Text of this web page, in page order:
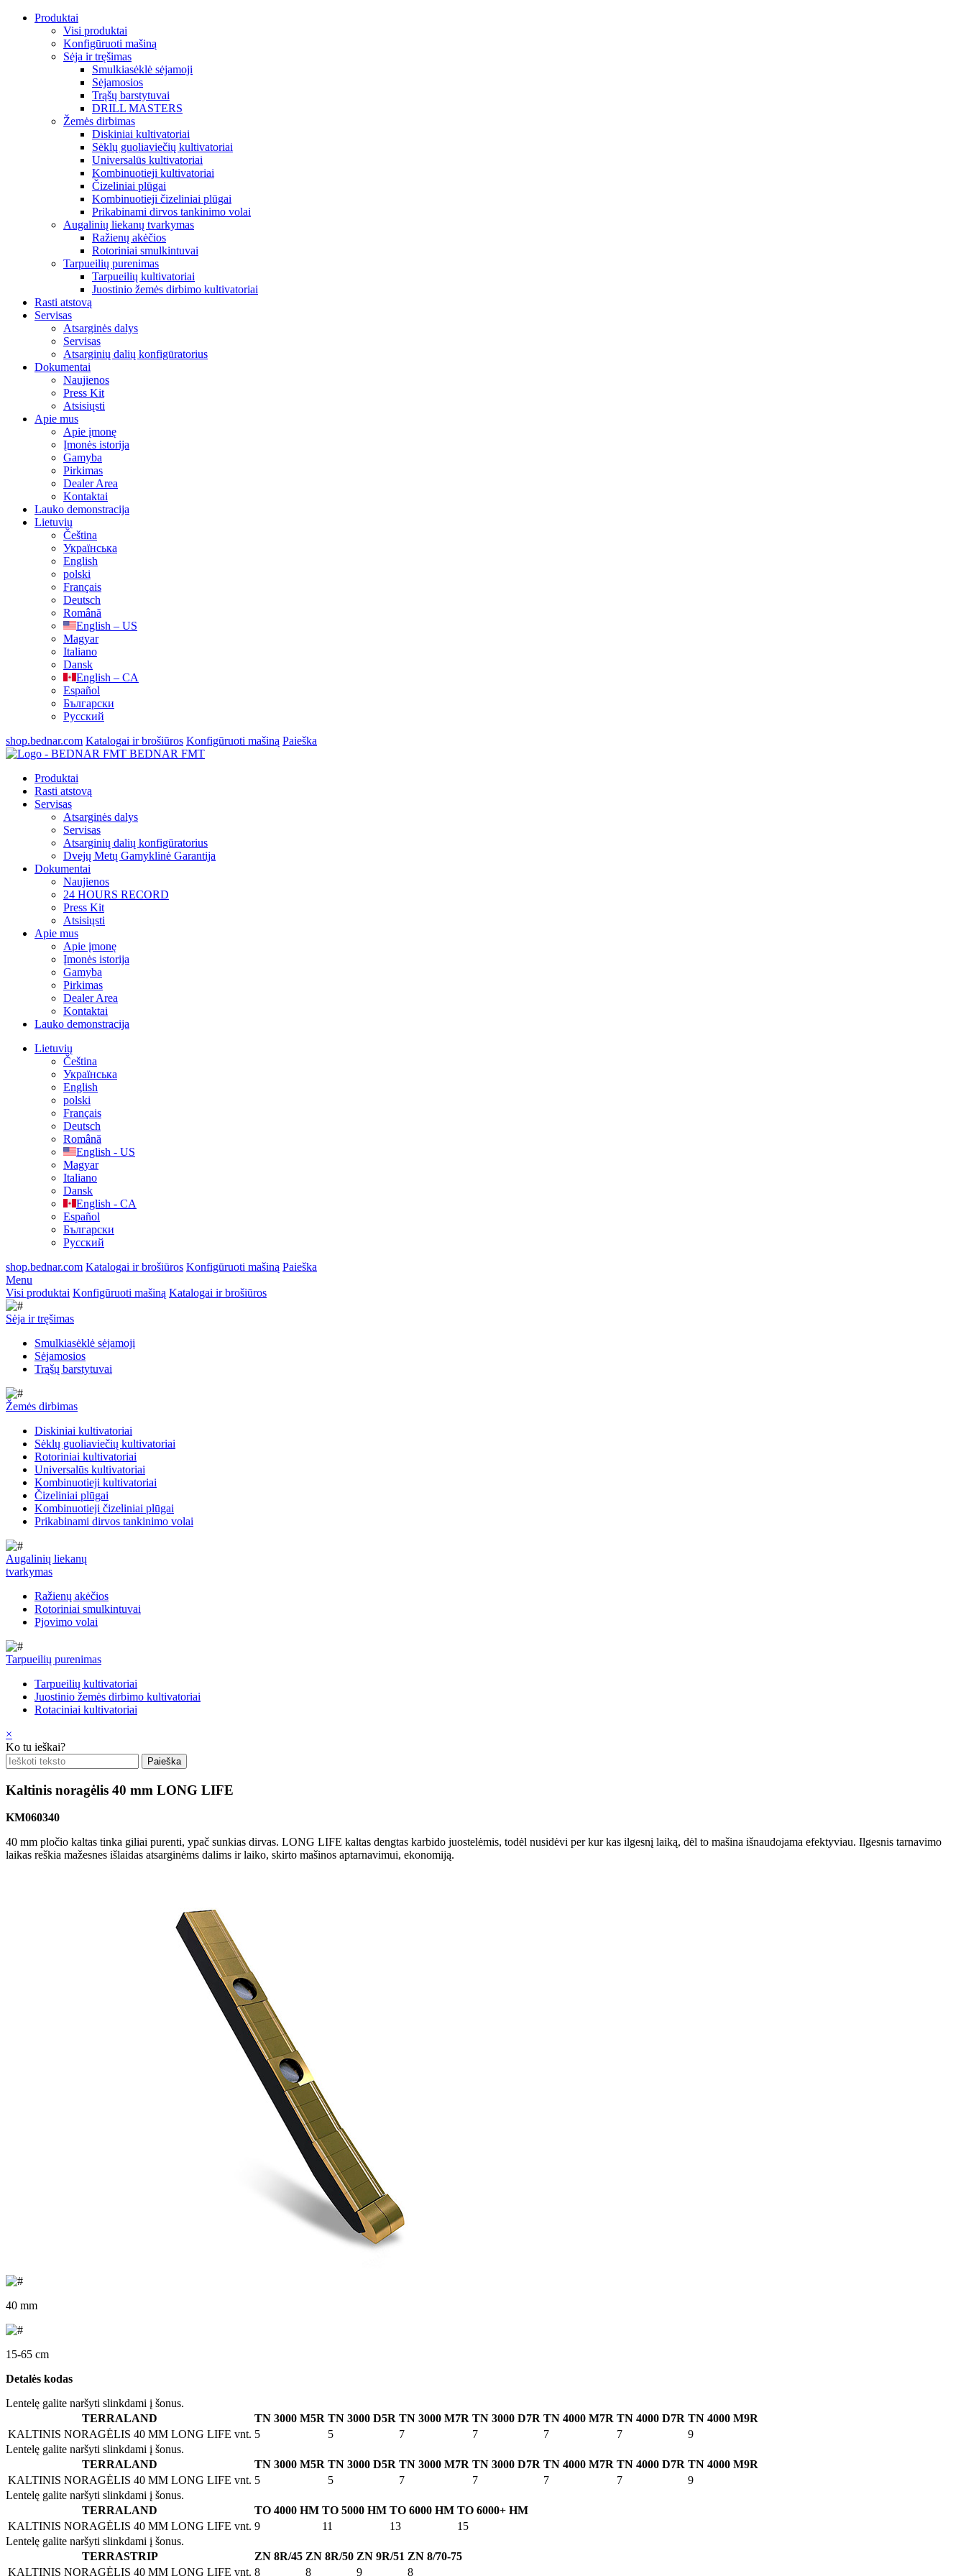
Produktai
Visi produktai
Konfigūruoti mašiną
Sėja ir tręšimas
Smulkiasėklė sėjamoji
Sėjamosios
Trąšų barstytuvai
DRILL MASTERS
Žemės dirbimas
Diskiniai kultivatoriai
Sėklų guoliaviečių kultivatoriai
Universalūs kultivatoriai
Kombinuotieji kultivatoriai
Čizeliniai plūgai
Kombinuotieji čizeliniai plūgai
Prikabinami dirvos tankinimo volai
Augalinių liekanų tvarkymas
Ražienų akėčios
Rotoriniai smulkintuvai
Tarpueilių purenimas
Tarpueilių kultivatoriai
Juostinio žemės dirbimo kultivatoriai
Rasti atstovą
Servisas
Atsarginės dalys
Servisas
Atsarginių dalių konfigūratorius
Dokumentai
Naujienos
Press Kit
Atsisiųsti
Apie mus
Apie įmonę
Įmonės istorija
Gamyba
Pirkimas
Dealer Area
Kontaktai
Lauko demonstracija
Lietuvių
Čeština
Українська
English
polski
Français
Deutsch
Română
English – US
Magyar
Italiano
Dansk
English – CA
Español
Български
Русский
shop.bednar.com Katalogai ir brošiūros Konfigūruoti mašiną Paieška
BEDNAR FMT
Produktai
Rasti atstovą
Servisas
Atsarginės dalys
Servisas
Atsarginių dalių konfigūratorius
Dvejų Metų Gamyklinė Garantija
Dokumentai
Naujienos
24 HOURS RECORD
Press Kit
Atsisiųsti
Apie mus
Apie įmonę
Įmonės istorija
Gamyba
Pirkimas
Dealer Area
Kontaktai
Lauko demonstracija
Lietuvių
Čeština
Українська
English
polski
Français
Deutsch
Română
English - US
Magyar
Italiano
Dansk
English - CA
Español
Български
Русский
shop.bednar.com Katalogai ir brošiūros Konfigūruoti mašiną Paieška
Menu
Visi produktai Konfigūruoti mašiną Katalogai ir brošiūros
Sėja ir tręšimas
Smulkiasėklė sėjamoji
Sėjamosios
Trąšų barstytuvai
Žemės dirbimas
Diskiniai kultivatoriai
Sėklų guoliaviečių kultivatoriai
Rotoriniai kultivatoriai
Universalūs kultivatoriai
Kombinuotieji kultivatoriai
Čizeliniai plūgai
Kombinuotieji čizeliniai plūgai
Prikabinami dirvos tankinimo volai
Augalinių liekanų
tvarkymas
Ražienų akėčios
Rotoriniai smulkintuvai
Pjovimo volai
Tarpueilių purenimas
Tarpueilių kultivatoriai
Juostinio žemės dirbimo kultivatoriai
Rotaciniai kultivatoriai
×
Ko tu ieškai?
Kaltinis noragėlis 40 mm LONG LIFE
KM060340
40 mm pločio kaltas tinka giliai purenti, ypač sunkias dirvas. LONG LIFE kaltas dengtas karbido juostelėmis, todėl nusidėvi per kur kas ilgesnį laiką, dėl to mašina išnaudojama efektyviau. Ilgesnis tarnavimo
laikas reškia mažesnes išlaidas atsarginėms dalims ir laiko, skirto mašinos aptarnavimui, ekonomiją.
40 mm
15-65 cm
Detalės kodas
Lentelę galite naršyti slinkdami į šonus.
TERRALAND
TN 3000 M5R TN 3000 D5R TN 3000 M7R TN 3000 D7R TN 4000 M7R TN 4000 D7R TN 4000 M9R
KALTINIS NORAGĖLIS 40 MM LONG LIFE vnt. 5 5 7 7 7 7
9
Lentelę galite naršyti slinkdami į šonus.
TERRALAND
TN 3000 M5R TN 3000 D5R TN 3000 M7R TN 3000 D7R TN 4000 M7R TN 4000 D7R TN 4000 M9R
KALTINIS NORAGĖLIS 40 MM LONG LIFE vnt. 5 5 7 7 7 7
9
Lentelę galite naršyti slinkdami į šonus.
TERRALAND
TO 4000 HM TO 5000 HM TO 6000 HM TO 6000+ HM
KALTINIS NORAGĖLIS 40 MM LONG LIFE vnt. 9 11 13
15
Lentelę galite naršyti slinkdami į šonus.
TERRASTRIP
ZN 8R/45 ZN 8R/50 ZN 9R/51 ZN 8/70-75
KALTINIS NORAGĖLIS 40 MM LONG LIFE vnt. 8 8 9 8